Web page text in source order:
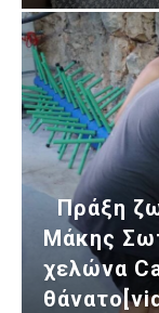
Πράξη
Μάκης
χελώνα